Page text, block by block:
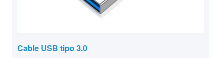
Cable USB tipo 3.0